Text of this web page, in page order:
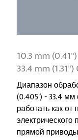
10.3 mm
33.4 mm (1.31")
Диапазон
(0.405') - 33.4 мм
работать как от
прямой